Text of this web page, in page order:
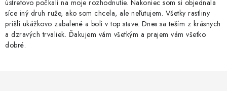
v
ý
p
i
ústretovo počkali na moje rozhodnutie. Nakoniec som si objednala
síce iný druh ruže, ako som chcela, ale neľutujem. Všetky rastliny
prišli ukážkovo zabalené a boli v top stave. Dnes sa teším z krásnych
a dzravých trvaliek. Ďakujem vám všetkým a prajem vám všetko
dobré.